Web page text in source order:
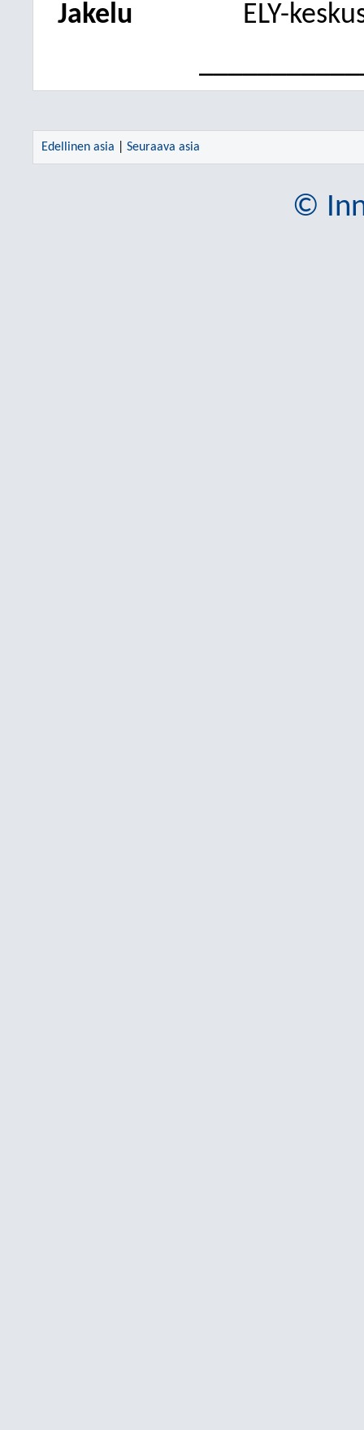
Jakelu
ELY-
Edellinen asia Seuraava asia
©